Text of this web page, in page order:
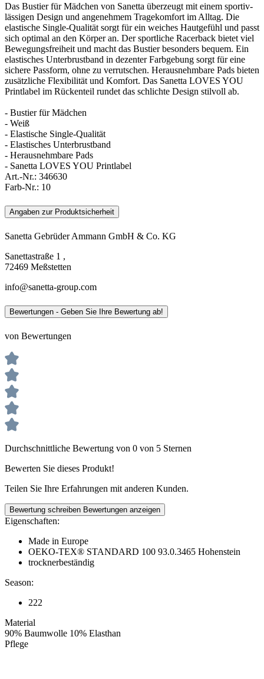
Das Bustier für Mädchen von Sanetta überzeugt mit einem sportiv-
lässigen Design und angenehmem Tragekomfort im Alltag. Die
elastische Single-Qualität sorgt für ein weiches Hautgefühl und passt
sich optimal an den Körper an. Der sportliche Racerback bietet viel
Bewegungsfreiheit und macht das Bustier besonders bequem. Ein
elastisches Unterbrustband in dezenter Farbgebung sorgt für eine
sichere Passform, ohne zu verrutschen. Herausnehmbare Pads bieten
zusätzliche Flexibilität und Komfort. Das Sanetta LOVES YOU
Printlabel im Rückenteil rundet das schlichte Design stilvoll ab.
- Bustier für Mädchen
- Weiß
- Elastische Single-Qualität
- Elastisches Unterbrustband
- Herausnehmbare Pads
- Sanetta LOVES YOU Printlabel
Art.-Nr.: 346630
Farb-Nr.: 10
Angaben zur Produktsicherheit
Sanetta Gebrüder Ammann GmbH & Co. KG
Sanettastraße 1 ,
72469 Meßstetten
info@sanetta-group.com
Bewertungen - Geben Sie Ihre Bewertung ab!
von Bewertungen
Durchschnittliche Bewertung von 0 von 5 Sternen
Bewerten Sie dieses Produkt!
Teilen Sie Ihre Erfahrungen mit anderen Kunden.
Bewertung schreiben Bewertungen anzeigen
Eigenschaften:
Made in Europe
OEKO-TEX® STANDARD 100 93.0.3465 Hohenstein
trocknerbeständig
Season:
222
Material
90% Baumwolle 10% Elasthan
Pflege